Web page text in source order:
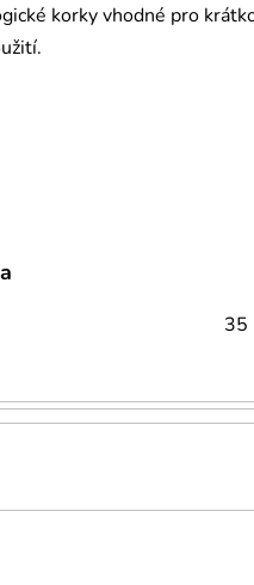
korky vhodné pro
35